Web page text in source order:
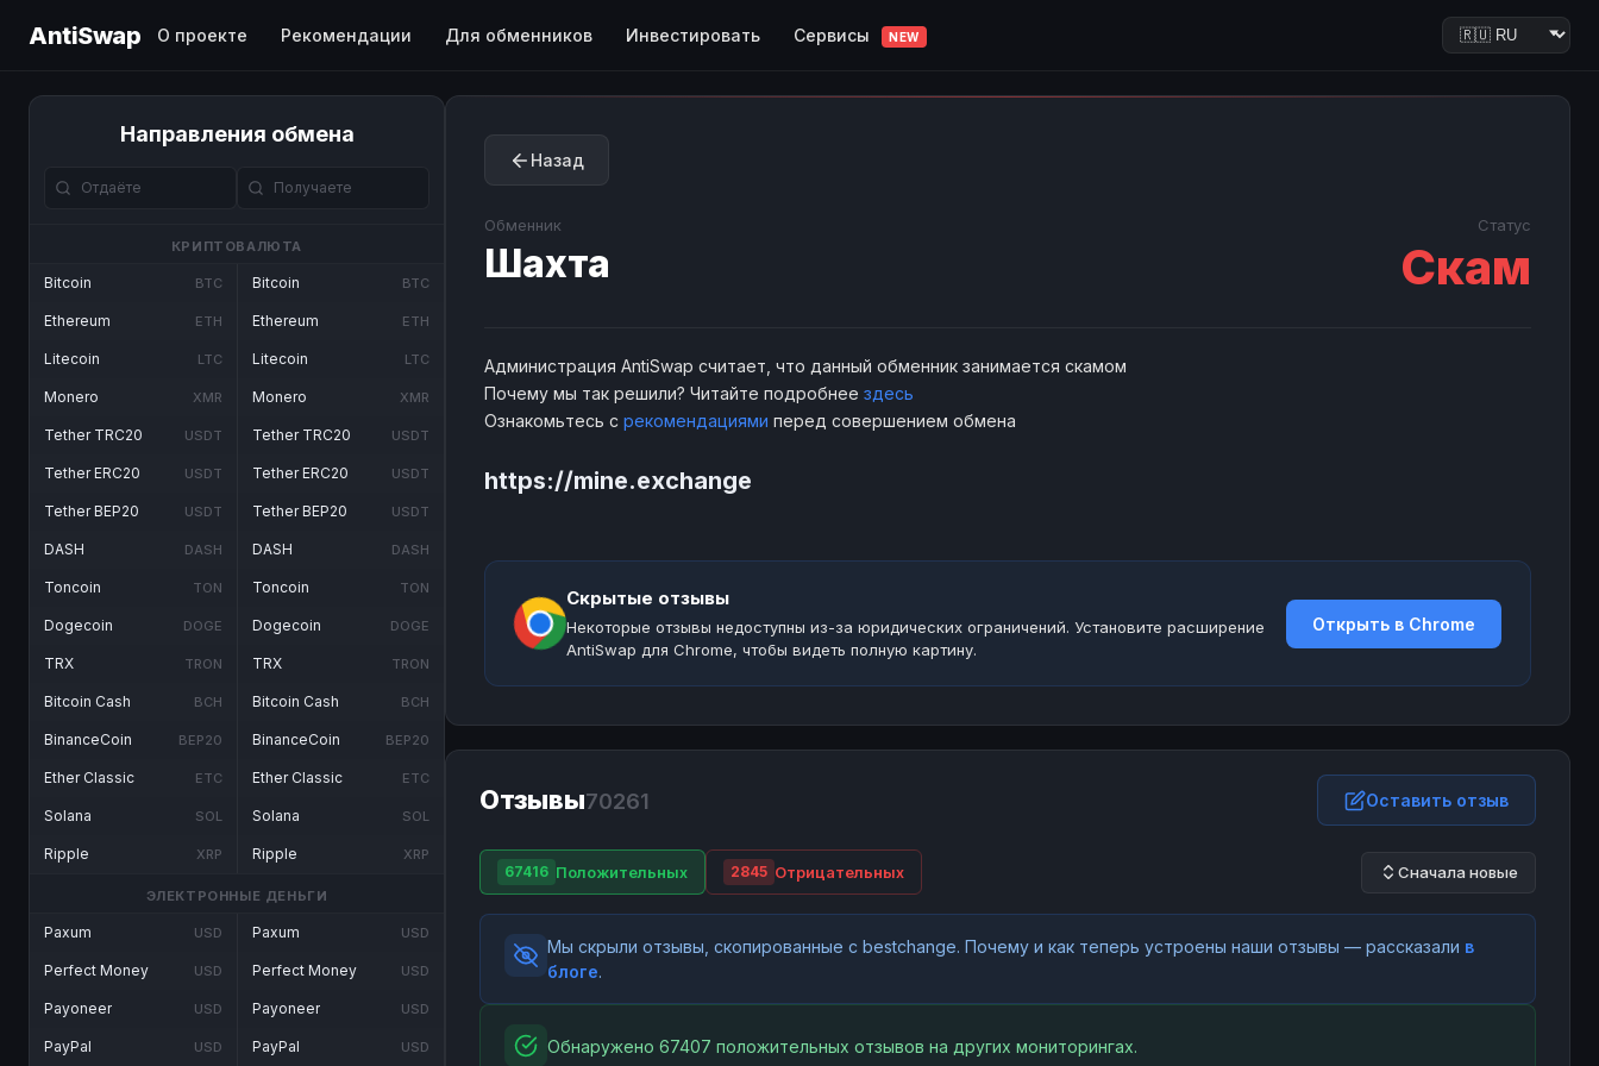
AntiSwap О проекте Рекомендации Для обменников Инвестировать Сервисы NEW
Направления обмена
КРИПТОВАЛЮТА
Bitcoin BTC
Ethereum ETH
Litecoin LTC
Monero XMR
Tether TRC20 USDT
Tether ERC20 USDT
Tether BEP20 USDT
DASH DASH
Toncoin TON
Dogecoin DOGE
TRX TRON
Bitcoin Cash BCH
BinanceCoin BEP20
Ether Classic ETC
Solana SOL
Ripple XRP
Bitcoin BTC
Ethereum ETH
Litecoin LTC
Monero XMR
Tether TRC20 USDT
Tether ERC20 USDT
Tether BEP20 USDT
DASH DASH
Toncoin TON
Dogecoin DOGE
TRX TRON
Bitcoin Cash BCH
BinanceCoin BEP20
Ether Classic ETC
Solana SOL
Ripple XRP
ЭЛЕКТРОННЫЕ ДЕНЬГИ
Paxum USD
Perfect Money USD
Payoneer USD
PayPal USD
Paxum USD
Perfect Money USD
Payoneer USD
PayPal USD
Назад
Обменник
Шахта
Статус
Скам
Администрация AntiSwap считает, что данный обменник занимается скамом
Почему мы так решили? Читайте подробнее здесь
Ознакомьтесь с рекомендациями перед совершением обмена
https://mine.exchange
Скрытые отзывы
Некоторые отзывы недоступны из-за юридических ограничений. Установите расширение
AntiSwap для Chrome, чтобы видеть полную картину.
Открыть в Chrome
Отзывы70261 Оставить отзыв
67416 Положительных 2845 Отрицательных Сначала новые
Мы скрыли отзывы, скопированные с bestchange. Почему и как теперь устроены наши отзывы — рассказали в
блоге.
Обнаружено 67407 положительных отзывов на других мониторингах.